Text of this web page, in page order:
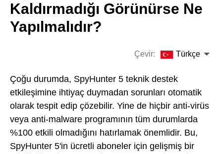
Kaldırmadığı Görünürse Ne
Yapılmalıdır?
Çevir: Türkçe
Çoğu durumda, SpyHunter 5 teknik destek
etkileşimine ihtiyaç duymadan sorunları otomatik
olarak tespit edip çözebilir. Yine de hiçbir anti-virüs
veya anti-malware programının tüm durumlarda
%100 etkili olmadığını hatırlamak önemlidir. Bu,
SpyHunter 5'in ücretli aboneler için gelişmiş bir